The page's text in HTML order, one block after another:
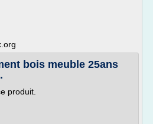
bois meuble 25ans
produit.